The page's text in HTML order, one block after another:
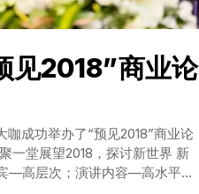
见2018”商业论
成功举办了“预见2018”商业论
一堂展望2018，探讨新世界 新
—高层次；演讲内容—高水平；